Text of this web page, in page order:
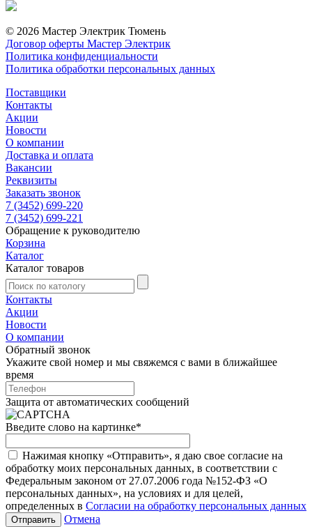
© 2026 Мастер Электрик Тюмень
Договор оферты Мастер Электрик
Политика конфиденциальности
Политика обработки персональных данных
Поставщики
Контакты
Акции
Новости
О компании
Доставка и оплата
Вакансии
Реквизиты
Заказать звонок
7 (3452) 699-220
7 (3452) 699-221
Обращение к руководителю
Корзина
Каталог
Каталог товаров
Контакты
Акции
Новости
О компании
Обратный звонок
Укажите свой номер и мы свяжемся с вами в ближайшее
время
Защита от автоматических сообщений
Введите слово на картинке*
Нажимая кнопку «Отправить», я даю свое согласие на
обработку моих персональных данных, в соответствии с
Федеральным законом от 27.07.2006 года №152-ФЗ «О
персональных данных», на условиях и для целей,
определенных в Согласии на обработку персональных данных
Отмена